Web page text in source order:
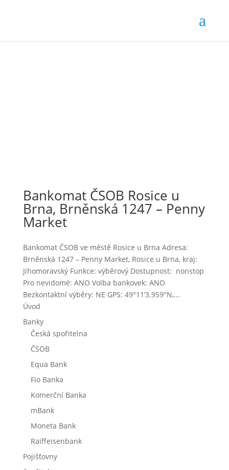
Bankomat ČSOB Rosice u
Brna, Brněnská 1247 – Penny
Market
Bankomat ČSOB ve městě Rosice u Brna Adresa:
Brněnská 1247 – Penny Market, Rosice u Brna, kraj:
Jihomoravský Funkce: výběrový Dostupnost: nonstop
Pro nevidomé: ANO Volba bankovek: ANO
Bezkontaktní výběry: NE GPS: 49°11’3.959″N,...
Úvod
Banky
Česká spořitelna
ČSOB
Equa Bank
Fio Banka
Komerční Banka
mBank
Moneta Bank
Raiffeisenbank
Pojišťovny